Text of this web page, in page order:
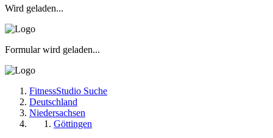
Wird geladen...
Formular wird geladen...
FitnessStudio Suche
Deutschland
Niedersachsen
Göttingen